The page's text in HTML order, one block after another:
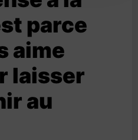
parce
aime
laisser
au